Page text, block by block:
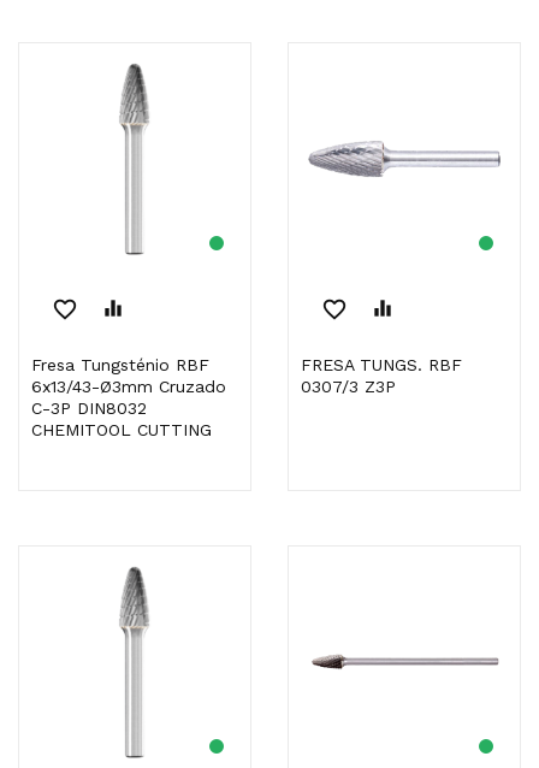
favorite_border equalizer
Fresa Tungsténio RBF
6x13/43-Ø3mm Cruzado
C-3P DIN8032
CHEMITOOL CUTTING
favorite_border equalizer
FRESA TUNGS. RBF
0307/3 Z3P